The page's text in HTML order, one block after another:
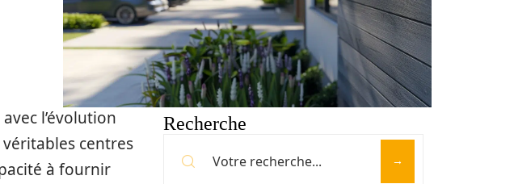
l’évolution
centres
à fournir
Recherche